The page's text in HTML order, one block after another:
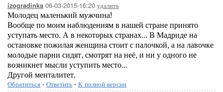
izogradinka 06-03-2015-16:20 удалить
Молодец маленький мужчина!
Вообще по моим наблюдениям в нашей стране принято
уступать место. А в некоторых странах... В Мадриде на
остановке пожилая женщина стоит с палочкой, а на лавочке
молодые парни сидят, смотрят на неё, и ни у одного не
возникнет мысли уступить место...
Другой менталитет.
Обратиться - Ответить - К полной версии